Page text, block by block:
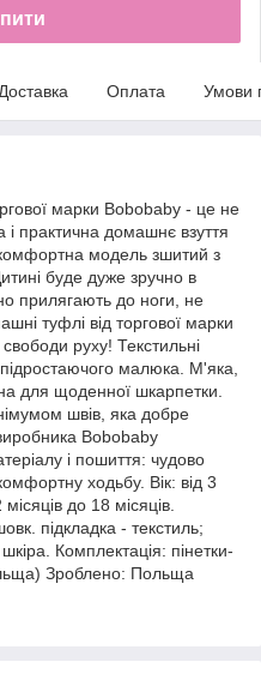
Доставка Оплата Умови
марки Bobobaby - це не
і практична домашнє взуття
модель зшитий з
буде дуже зручно в
прилягають до ноги, не
туфлі від торгової марки
свободи руху! Текстильні
малюка. М'яка,
для щоденної шкарпетки.
швів, яка добре
Bobobaby
і пошиття: чудово
ходьбу. Вік: від 3
до 18 місяців.
підкладка - текстиль;
Комплектація: пінетки-
Зроблено: Польща